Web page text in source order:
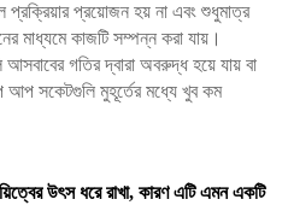
প্রয়োজন হয় না এবং শুধুমাত্র
মাধ্যমে কাজটি সম্পন্ন করা যায়।
গতির দ্বারা অবরুদ্ধ হয়ে যায় বা
আপ সকেটগুলি মুহূর্তের মধ্যে খুব কম
উৎস ধরে রাখা, কারণ এটি এমন একটি